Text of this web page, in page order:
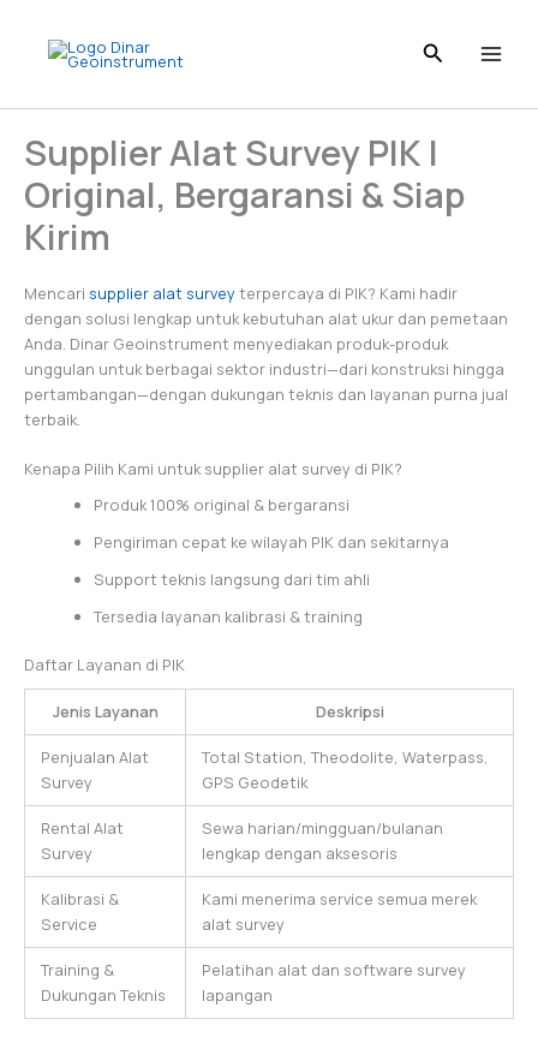
content
Supplier Alat Survey PIK |
Original, Bergaransi & Siap
Kirim
Mencari supplier alat surveyterpercaya di PIK? Kami hadir
dengan solusi lengkap untuk kebutuhan alat ukur dan pemetaan
Anda. Dinar Geoinstrument menyediakan produk-produk
unggulan untuk berbagai sektor industri—dari konstruksi hingga
pertambangan—dengan dukungan teknis dan layanan purna jual
terbaik.
Kenapa Pilih Kami untuk supplier alat survey di PIK?
Produk 100% original & bergaransi
Pengiriman cepat ke wilayah PIK dan sekitarnya
Support teknis langsung dari tim ahli
Tersedia layanan kalibrasi & training
Daftar Layanan di PIK
Jenis Layanan Deskripsi
Penjualan Alat
Survey
Total Station, Theodolite, Waterpass,
GPS Geodetik
Rental Alat
Survey
Sewa harian/mingguan/bulanan
lengkap dengan aksesoris
Kalibrasi &
Service
Kami menerima service semua merek
alat survey
Training &
Dukungan Teknis
Pelatihan alat dan software survey
lapangan